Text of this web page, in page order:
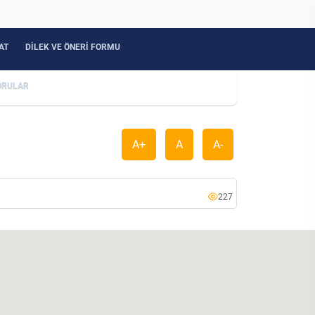
DİLEK VE ÖNERİ FORMU
A+ A A-
227